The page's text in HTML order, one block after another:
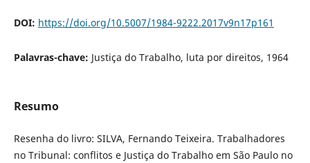
DOI: https://doi.org/10.5007/1984-9222.2017v9n17p161
Palavras-chave: Justiça do Trabalho, luta por direitos, 1964
Resumo
Resenha do livro: SILVA, Fernando Teixeira. Trabalhadores
no Tribunal: conflitos e Justiça do Trabalho em São Paulo no